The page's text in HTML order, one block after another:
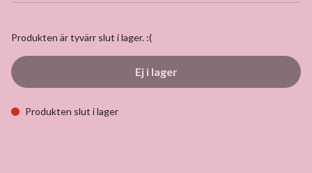
Produkten är tyvärr slut i lager. :(
Ej i lager
Produkten slut i lager